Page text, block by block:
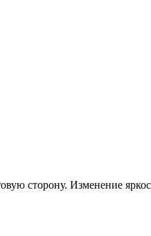
сторону. Изменение